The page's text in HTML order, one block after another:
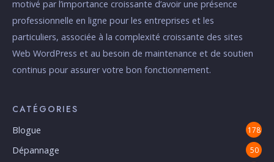
motivé par l’importance croissante d’avoir une présence
professionnelle en ligne pour les entreprises et les
particuliers, associée à la complexité croissante des sites
Web WordPress et au besoin de maintenance et de soutien
continus pour assurer votre bon fonctionnement.
CATÉGORIES
Blogue 178
Dépannage 50